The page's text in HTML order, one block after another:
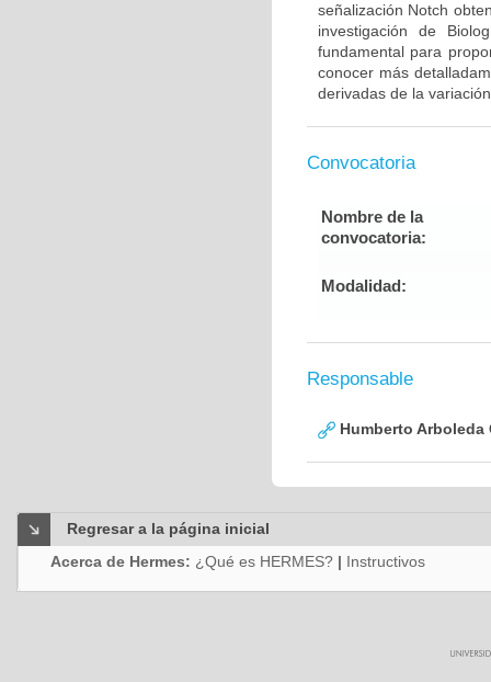
señalización Notch
investigación de
fundamental para
conocer más
derivadas de la
Convocatoria
Nombre de la
convocatoria:
Modalidad:
Responsable
Humberto Arboleda
Regresar a la página inicial
Acerca de Hermes: ¿Qué es HERMES? | Instructivos